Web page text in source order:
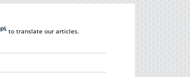
to translate our articles.